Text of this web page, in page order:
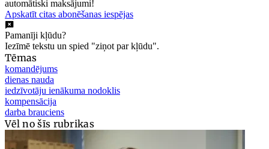
automātiski maksājumi!
Apskatīt citas abonēšanas iespējas
Pamanīji kļūdu?
Iezīmē tekstu un spied "ziņot par kļūdu".
Tēmas
komandējums
dienas nauda
iedzīvotāju ienākuma nodoklis
kompensācija
darba brauciens
Vēl no šīs rubrikas